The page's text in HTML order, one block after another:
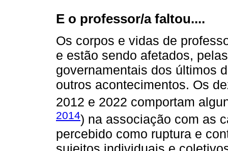
E o professor/a faltou....
Os corpos e vidas de
e estão sendo afetados,
governamentais dos últimos
outros acontecimentos. Os
2012 e 2022 comportam
2014) na associação com as
percebido como ruptura e